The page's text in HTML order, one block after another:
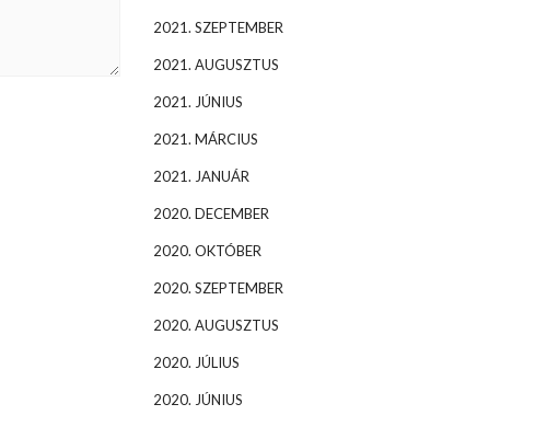
2021. SZEPTEMBER
2021. AUGUSZTUS
2021. JÚNIUS
2021. MÁRCIUS
2021. JANUÁR
2020. DECEMBER
2020. OKTÓBER
2020. SZEPTEMBER
2020. AUGUSZTUS
2020. JÚLIUS
2020. JÚNIUS